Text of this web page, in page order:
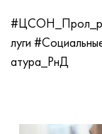
луги
атура_РнД